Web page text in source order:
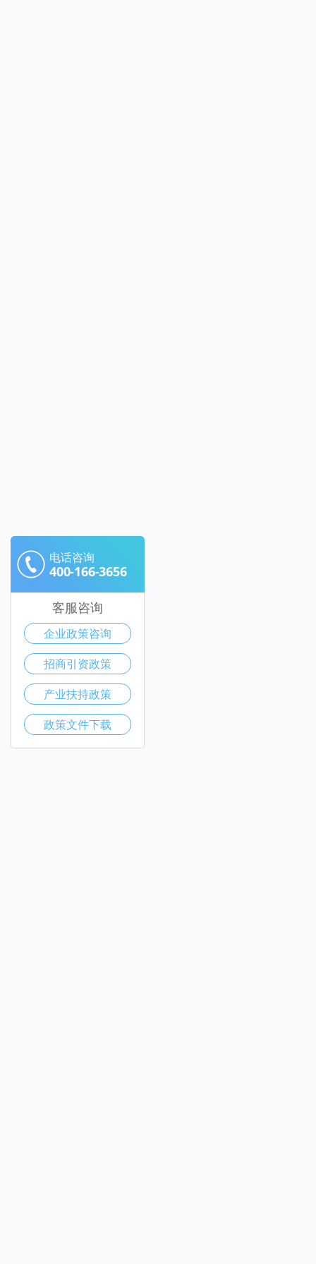
电话咨询
400-166-3656
客服咨询
企业政策咨询
招商引资政策
产业扶持政策
政策文件下载